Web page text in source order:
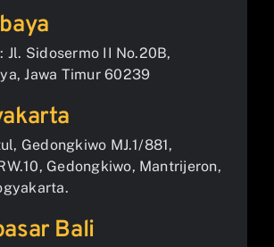
Jl. Sidosermo II No.20B,
Jawa Timur 60239
Gedongkiwo MJ.1/881,
Gedongkiwo, Mantrijeron,
Bali